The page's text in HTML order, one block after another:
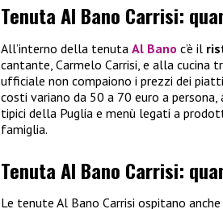
Tenuta Al Bano Carrisi:
All’interno della tenuta Al Bano c’è il
cantante, Carmelo Carrisi, e alla cucina
ufficiale non compaiono i prezzi dei
costi variano da 50 a 70 euro a
tipici della Puglia e menù legati a
famiglia.
Tenuta Al Bano Carrisi:
Le tenute Al Bano Carrisi ospitano anche